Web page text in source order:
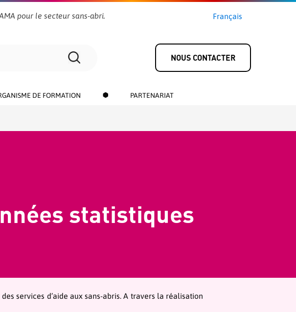
pour le secteur sans-abri. Français
NOUS CONTACTER
DE FORMATION PARTENARIAT
statistiques
services d’aide aux sans-abris. A travers la réalisation